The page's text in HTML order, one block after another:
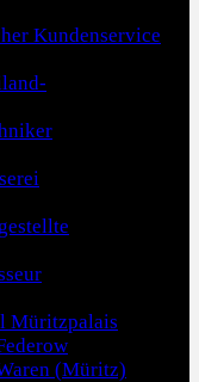
Kundenservice
Müritzpalais
(Müritz)